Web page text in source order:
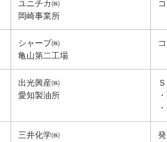
ユニチカ㈱
岡崎事業所
シャープ㈱
亀山第二工場
出光興産㈱
愛知製油所
三井化学㈱